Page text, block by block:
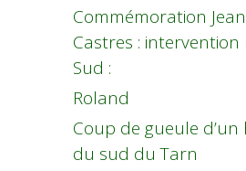
Commémoration Jean
Castres : intervention
Sud :
Roland
Coup de gueule
du sud du Tarn